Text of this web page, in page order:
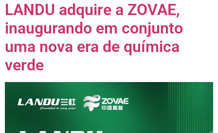
LANDU adquire a ZOVAE,
inaugurando em conjunto
uma nova era de química
verde